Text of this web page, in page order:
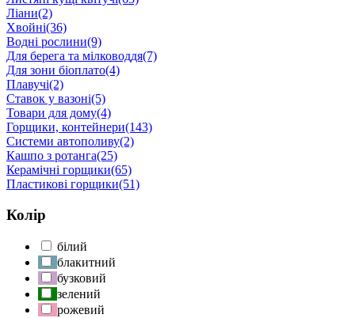
Ліани(2)
Хвойні(36)
Водні рослини(9)
Для берега та мілководдя(7)
Для зони біоплато(4)
Плавучі(2)
Ставок у вазоні(5)
Товари для дому(4)
Горщики, контейнери(143)
Системи автополиву(2)
Кашпо з ротанга(25)
Керамічні горщики(65)
Пластикові горщики(51)
Колір
білий
блакитний
бузковий
зелений
рожевий